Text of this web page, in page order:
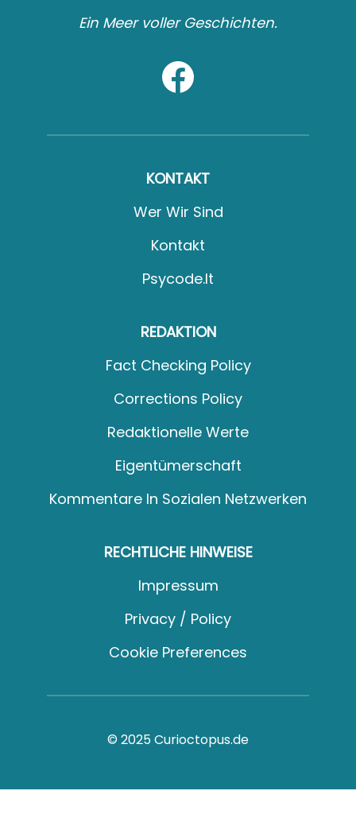
Ein Meer voller Geschichten.
KONTAKT
Wer Wir Sind
Kontakt
Psycode.it
REDAKTION
Fact Checking Policy
Corrections Policy
Redaktionelle Werte
Eigentümerschaft
Kommentare In Sozialen Netzwerken
RECHTLICHE HINWEISE
Impressum
Privacy / Policy
Cookie Preferences
© 2025 Curioctopus.de